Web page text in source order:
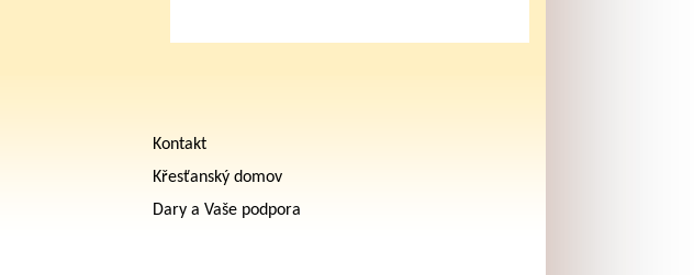
Kontakt
Křesťanský domov
Dary a Vaše podpora